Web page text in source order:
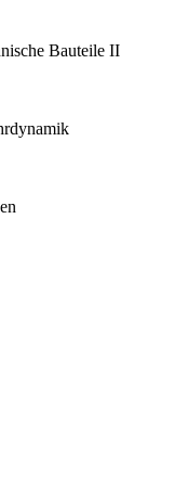
Bauteile II